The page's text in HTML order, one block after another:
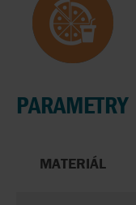
PARAMETRY
MATERIÁL